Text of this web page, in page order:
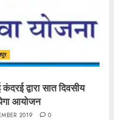
द्वारा सात दिवसीय
आयोजन
2019 0